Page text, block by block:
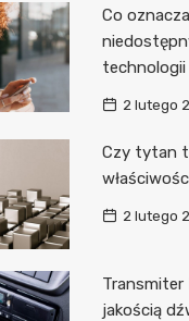
Co
2 lutego
Czy tytan
2 lutego
Transmiter
jakością